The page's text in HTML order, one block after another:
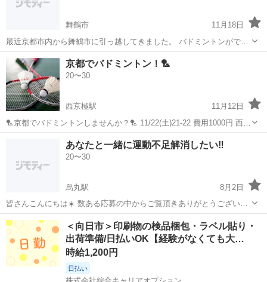
舞鶴市
11月18日
最近京都市内から舞鶴市に引っ越してきました。 バドミントンができ
る場所(社会人サークル)を探しています。 どこか良いところがあれ
ば、教えて頂きたいです！
京都 舞鶴市 バドミントン サークル
京都でバドミントン！🏸
20〜30
西京極駅
11月12日
🏸京都でバドミントンしませんか？🏸 11/22(土)21-22 費用1000円 西京
極体育館 初心者、経験者誰でも大歓迎！！ ゆるく楽しくやりましょ〜
☺️ 男女誰でも大歓迎！ 20代中心でやってます✨ 時間があれば経験者
西京極駅 バドミントン 体育館
あなたと一緒に運動不足解消したい‼️
20〜30
烏丸駅
8月2日
皆さんこんにちは☀️ 数ある応募の中からご覧頂きありがとうございま
す！ 社会人になってから同年代の繋がりや、 体を動かすことができる
環境がなかったんですが、 このコミニティーで、同年代だけでなく、
様々な年代の繋がりを作るこ...
京都 京都市 烏丸駅 バドミントン 繋がり
＜向日市＞印刷物の検品梱包・ラベル貼り・
出荷準備/日払いOK【経験がなくても大…
時給1,200円
日払い